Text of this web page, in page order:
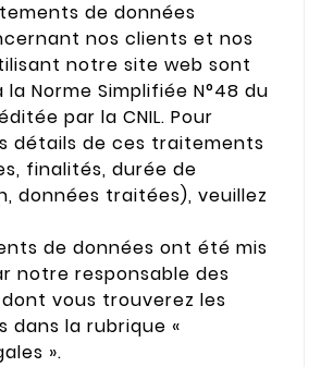
de données
nos clients et nos
notre site web sont
Norme Simplifiée N°48 du
par la CNIL. Pour
détails de ces traitements
finalités, durée de
données traitées), veuillez
de données ont été mis
notre responsable des
vous trouverez les
dans la rubrique «
».